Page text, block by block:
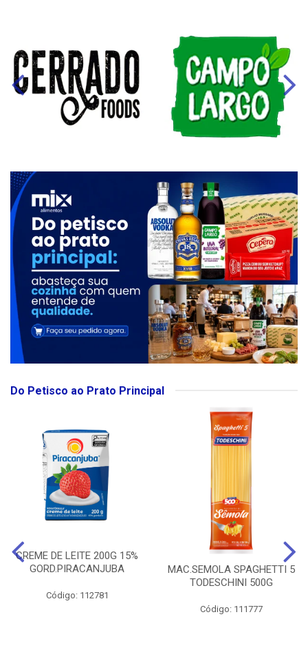
Do Petisco ao Prato Principal
CREME DE LEITE 200G 15%
GORD.PIRACANJUBA
Código: 112781
MAC.SEMOLA SPAGHETTI 5
TODESCHINI 500G
Código: 111777